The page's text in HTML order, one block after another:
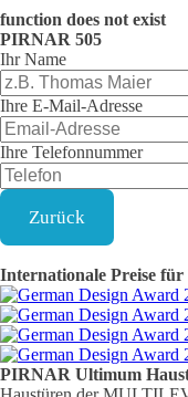
function does not exist
PIRNAR 505
Ihr Name
Ihre E-Mail-Adresse
Ihre Telefonnummer
Zurück
Internationale Preise
PIRNAR Ultimum